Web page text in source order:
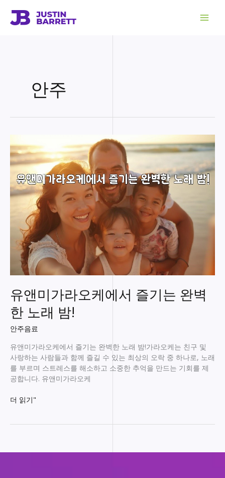
안주
유앤미가라오케에서 즐기는 완벽
한 노래 밤!
안주음료
유앤미가라오케에서 즐기는 완벽한 노래 밤!가라오케는 친구 및
사랑하는 사람들과 함께 즐길 수 있는 최상의 오락 중 하나로, 노래
를 부르며 스트레스를 해소하고 소중한 추억을 만드는 기회를 제
공합니다. 유앤미가라오케
유
오
더 읽기"